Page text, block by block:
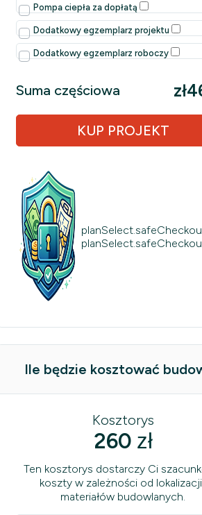
Pompa ciepła za dopłatą
Dodatkowy egzemplarz projektu
Dodatkowy egzemplarz roboczy
Suma częściowa
KUP PROJEKT
Ile będzie kosztować
Kosztorys
260 zł
Ten kosztorys dostarczy Ci
koszty w zależności od
materiałów budowlanych.